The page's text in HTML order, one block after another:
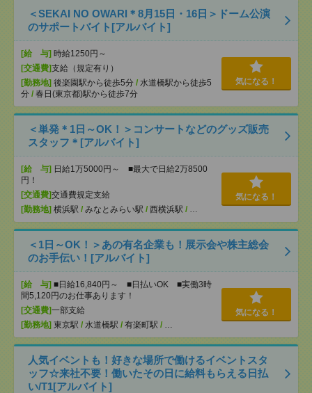
＜SEKAI NO OWARI＊8月15日・16日＞ドーム公演
のサポートバイト[アルバイト]
[給 与] 時給1250円～
[交通費]支給（規定有り）
[勤務地] 後楽園駅から徒歩5分 / 水道橋駅から徒歩5
分 / 春日(東京都)駅から徒歩7分
気になる！
＜単発＊1日～OK！＞コンサートなどのグッズ販売
スタッフ＊[アルバイト]
[給 与] 日給1万5000円～ ■最大で日給2万8500
円！
[交通費]交通費規定支給
[勤務地] 横浜駅 / みなとみらい駅 / 西横浜駅 / …
気になる！
＜1日～OK！＞あの有名企業も！展示会や株主総会
のお手伝い！[アルバイト]
[給 与] ■日給16,840円～ ■日払いOK ■実働3時
間5,120円のお仕事あります！
[交通費]一部支給
[勤務地] 東京駅 / 水道橋駅 / 有楽町駅 / …
気になる！
人気イベントも！好きな場所で働けるイベントスタ
ッフ☆来社不要！働いたその日に給料もらえる日払
い/T1[アルバイト]